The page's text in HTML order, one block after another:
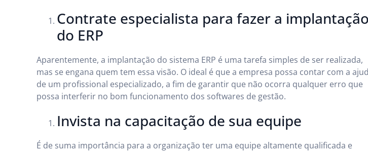
Contrate especialista para fazer a implantação
do ERP
Aparentemente, a implantação do sistema ERP é uma tarefa simples de ser realizada,
mas se engana quem tem essa visão. O ideal é que a empresa possa contar com a
de um profissional especializado, a fim de garantir que não ocorra qualquer erro que
possa interferir no bom funcionamento dos softwares de gestão.
Invista na capacitação de sua equipe
É de suma importância para a organização ter uma equipe altamente qualificada e